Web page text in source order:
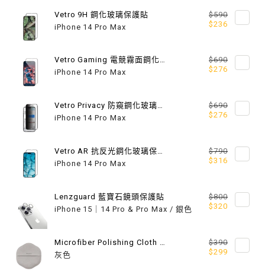
繩
手
機
殼
（M
系
支
MAGSAFE）
繩
手
機
殼
（M
系
列
支
MAGSAFE）
Vetro 9H 鋼化玻璃保護貼
iPhone 14 Pro Max
$590
$236
Vetro Gaming 電競霧面鋼化玻璃保護貼
iPhone 14 Pro Max
$690
$276
Vetro Privacy 防窺鋼化玻璃保護貼
iPhone 14 Pro Max
$690
$276
iPhone 14 Pro Max
$790
$316
Lenzguard 藍寶石鏡頭保護貼
iPhone 15｜14 Pro & Pro Max / 銀色
$800
$320
灰色
$390
$299